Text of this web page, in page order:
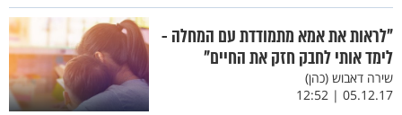
"לראות את אמא מתמודדת עם המחלה -
לימד אותי לחבק חזק את החיים"
שירה דאבוש (כהן)
05.12.17 | 12:52